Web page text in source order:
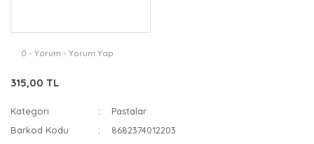
0 - Yorum - Yorum Yap
315,00 TL
Kategori
Pastalar
Barkod Kodu
8682374012203